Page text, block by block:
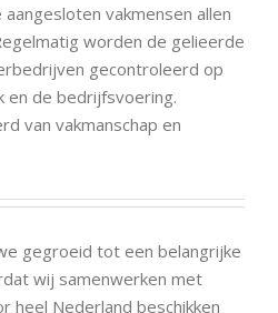
vakmensen allen
worden de gelieerde
gecontroleerd op
en de bedrijfsvoering.
van vakmanschap en
gegroeid tot een belangrijke
wij samenwerken met
heel Nederland beschikken